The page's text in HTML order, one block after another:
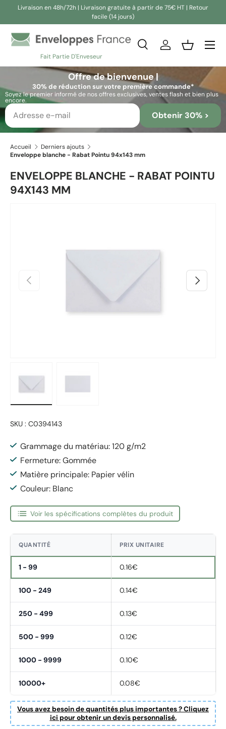
Livraison en 48h/72h | Livraison gratuite à partir de 75€ HT | Retour
facile (14 jours)
Fait Partie D'Enveseur
Recherche
Rechercher
RechercheSe connecter
Panier
Offre de bienvenue |
30% de réduction sur votre première commande*
Soyez le premier informé de nos offres exclusives, ventes flash et bien plus
encore.
Obtenir 30% >
Accueil
Derniers ajouts
Enveloppe blanche - Rabat Pointu 94x143 mm
ENVELOPPE BLANCHE - RABAT POINTU
94X143 MM
Précédent Suivant
SKU : C0394143
Grammage du matériau: 120 g/m2
Fermeture: Gommée
Matière principale: Papier vélin
Couleur: Blanc
Voir les spécifications complètes du produit
QUANTITÉ PRIX UNITAIRE
1 - 99 0.16€
100 - 249 0.14€
250 - 499 0.13€
500 - 999 0.12€
1000 - 9999 0.10€
10000+ 0.08€
Vous avez besoin de quantités plus importantes ? Cliquez
ici pour obtenir un devis personnalisé.